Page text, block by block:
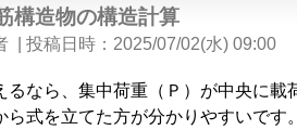
構造物の構造計算
投稿日時 2025/07/02(水) 09:00
るなら、集中荷重（Ｐ）が中央に
ら式を立てた方が分かりやすいです。